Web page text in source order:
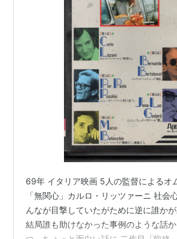
作者:Marco
出版社/メーカー:
Publishers Ltd
1970/08/01
ハードカバー
この商品を含むブログを見る
Score
アーティスト:Il
出版社/メーカー:
発売日:1999/03/
メディア:CD
クリック: 1回
この商品を含むブログを見る
La Nourrice
アーティスト:Carlo
69年 イタリア映画 5人の監督によるオ
「無関心」カルロ・リッツァーニ 社会
んなが目撃していたがために逆に誰か
結局誰も助けなかった事例のような話